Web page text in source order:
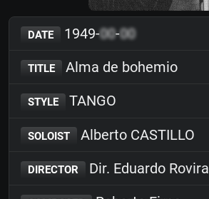
DATE 1949-00-00
TITLE Alma de bohemio
STYLE TANGO
SOLOIST Alberto CASTILLO
DIRECTOR Dir. Eduardo Rovira